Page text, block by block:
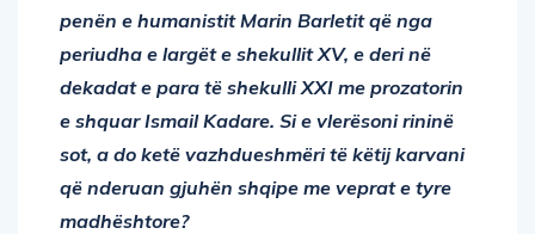
penën e humanistit Marin Barletit që nga
periudha e largët e shekullit XV, e deri në
dekadat e para të shekulli XXI me prozatorin
e shquar Ismail Kadare. Si e vlerësoni rininë
sot, a do ketë vazhdueshmëri të këtij karvani
që nderuan gjuhën shqipe me veprat e tyre
madhështore?